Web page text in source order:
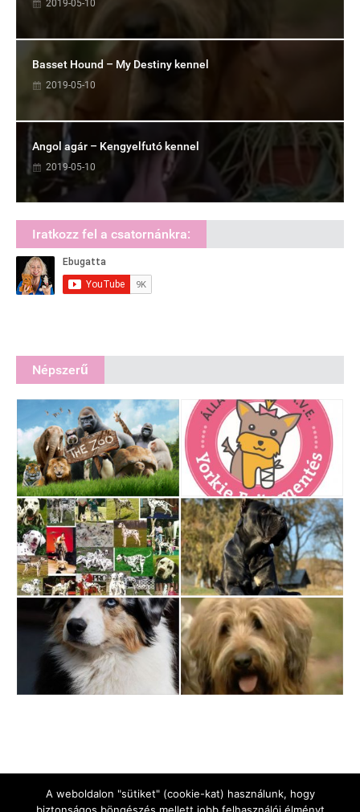
2019-05-10
Basset Hound – My Destiny kennel
2019-05-10
Angol agár – Kengyelfutó kennel
2019-05-10
Iratkozz fel a csatornánkra:
Népszerű
A weboldalon "sütiket" (cookie-kat) használunk, hogy